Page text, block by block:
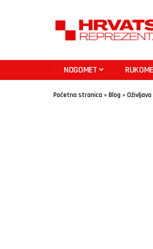
NOGOMET
Početna stranica » Blog »